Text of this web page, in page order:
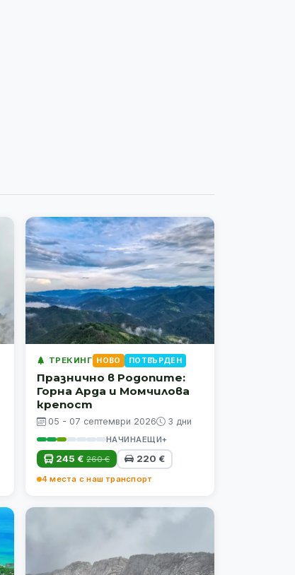
ТРЕКИНГ НОВО ПОТВЪРДЕН
Празнично в Родопите:
Горна Арда и Момчилова
крепост
05 - 07 септември 2026 3 дни
НАЧИНАЕЩИ+
245 € 260 € 220 €
4 места с наш транспорт